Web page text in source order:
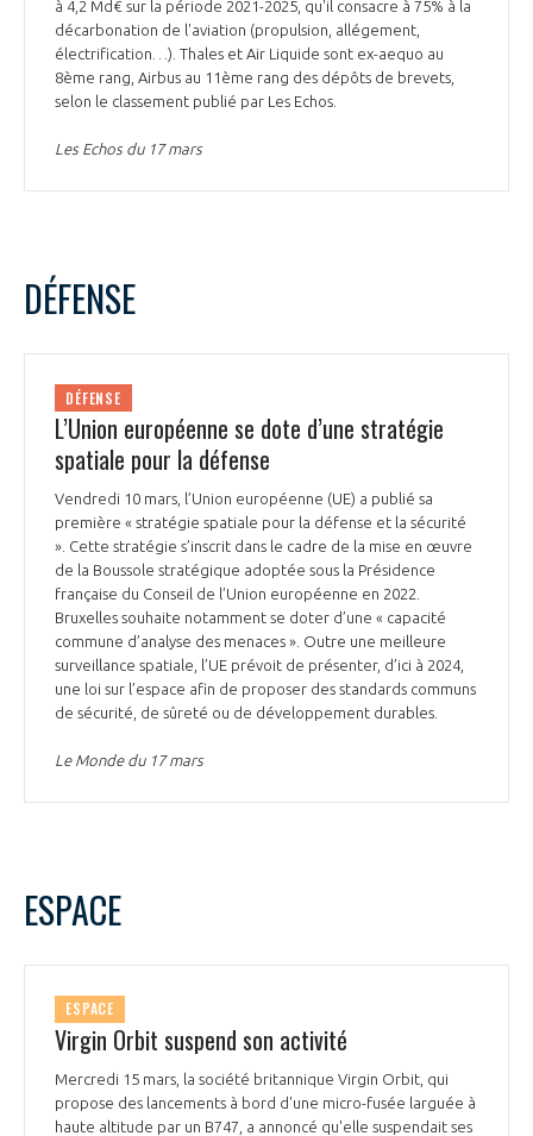
à 4,2 Md€ sur la période 2021-2025, qu'il consacre à 75% à la
décarbonation de l'aviation (propulsion, allégement,
électrification…). Thales et Air Liquide sont ex-aequo au
8ème rang, Airbus au 11ème rang des dépôts de brevets,
selon le classement publié par Les Echos.
Les Echos du 17 mars
DÉFENSE
DÉFENSE
L’Union européenne se dote d’une stratégie
spatiale pour la défense
Vendredi 10 mars, l’Union européenne (UE) a publié sa
première « stratégie spatiale pour la défense et la sécurité
». Cette stratégie s’inscrit dans le cadre de la mise en œuvre
de la Boussole stratégique adoptée sous la Présidence
française du Conseil de l’Union européenne en 2022.
Bruxelles souhaite notamment se doter d’une « capacité
commune d’analyse des menaces ». Outre une meilleure
surveillance spatiale, l’UE prévoit de présenter, d’ici à 2024,
une loi sur l’espace afin de proposer des standards communs
de sécurité, de sûreté ou de développement durables.
Le Monde du 17 mars
ESPACE
ESPACE
Virgin Orbit suspend son activité
Mercredi 15 mars, la société britannique Virgin Orbit, qui
propose des lancements à bord d'une micro-fusée larguée à
haute altitude par un B747, a annoncé qu'elle suspendait ses